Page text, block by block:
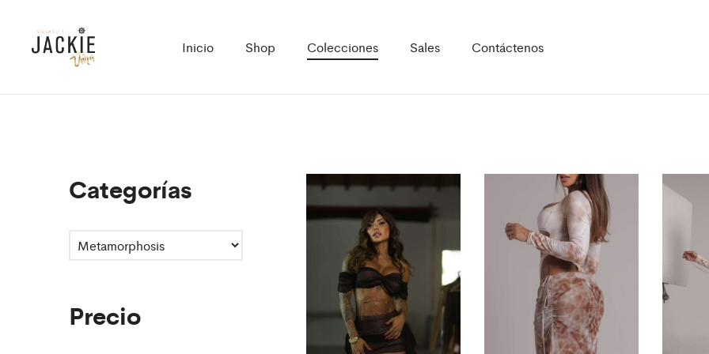
Inicio Shop Colecciones Sales Contáctenos
Categorías
Precio